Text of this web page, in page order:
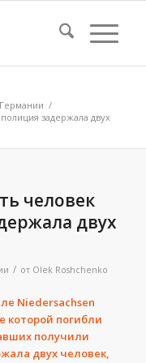
/
задержала двух
человек
двух
/ от Olek Roshchenko
Niedersachsen
которой погибли
получили
двух человек,